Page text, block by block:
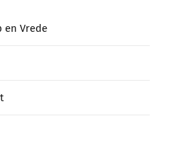
en Vrede